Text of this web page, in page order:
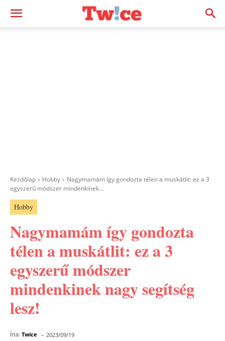
Kezdőlap Hobby
Nagymamám így gondozta télen a muskátlit: ez a 3
egyszerű módszer mindenkinek...
Hobby
Nagymamám így gondozta
télen a muskátlit: ez a 3
egyszerű módszer
mindenkinek nagy segítség
lesz!
Írta: Twice - 2023/09/19